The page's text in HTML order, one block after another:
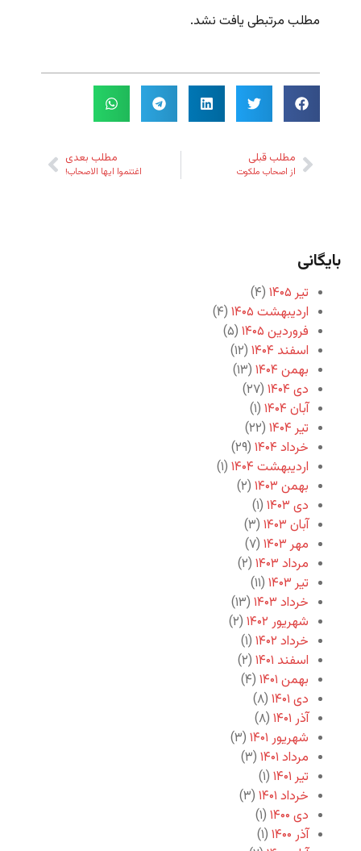
مطلب مرتبطی یافت نشد.
مطلب قبلی
از اصحاب ملکوت
مطلب بعدی
اغتنموا ایها الاصحاب!
بایگانی
تیر ۱۴۰۵
(۴)
اردیبهشت ۱۴۰۵
(۴)
فروردین ۱۴۰۵
(۵)
اسفند ۱۴۰۴
(۱۲)
بهمن ۱۴۰۴
(۱۳)
دی ۱۴۰۴
(۲۷)
آبان ۱۴۰۴
(۱)
تیر ۱۴۰۴
(۲۲)
خرداد ۱۴۰۴
(۲۹)
اردیبهشت ۱۴۰۴
(۱)
بهمن ۱۴۰۳
(۲)
دی ۱۴۰۳
(۱)
آبان ۱۴۰۳
(۳)
مهر ۱۴۰۳
(۷)
مرداد ۱۴۰۳
(۲)
تیر ۱۴۰۳
(۱۱)
خرداد ۱۴۰۳
(۱۳)
شهریور ۱۴۰۲
(۲)
خرداد ۱۴۰۲
(۱)
اسفند ۱۴۰۱
(۲)
بهمن ۱۴۰۱
(۴)
دی ۱۴۰۱
(۸)
آذر ۱۴۰۱
(۸)
شهریور ۱۴۰۱
(۳)
مرداد ۱۴۰۱
(۳)
تیر ۱۴۰۱
(۱)
خرداد ۱۴۰۱
(۳)
دی ۱۴۰۰
(۱)
آذر ۱۴۰۰
(۱)